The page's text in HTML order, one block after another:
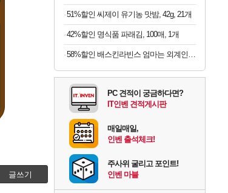
글쓰기
51%할인 씨제이 유기농 맛밤, 42g, 21개
42%할인 명식품 파래김, 100매, 1개
58%할인 배스킨라빈스 엄마는 외계인 초코볼, 32g, 6개입, 2개
PC 견적이 궁금하다면?
IT인벤 견적게시판
매일매일,
인벤 출석체크!
주사위 굴리고 포인트!
인벤 마블